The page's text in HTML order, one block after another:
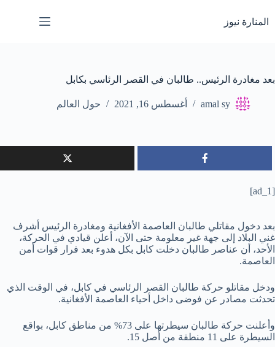
إلى
المحتوى
المنارة نيوز
بعد مغادرة الرئيس.. طالبان في القصر الرئاسي بكابل
amal sy أغسطس 16, 2021 حول العالم
[ad_1]
بعد دخول مقاتلي طالبان العاصمة الأفغانية ومغادرة الرئيس أشرف
غني البلاد إلى جهة غير معلومة حتى الآن، أعلن قيادي في الحركة،
الأحد، أن عناصر طالبان دخلت كابل بكل هدوء بعد فرار قوات أمن
العاصمة.
ودخل مقاتلو حركة طالبان القصر الرئاسي في كابل، في الوقت الذي
تحدثت مصادر عن فوضى داخل أحياء العاصمة الأفغانية.
وأعلنت حركة طالبان سيطرتها على 73% من مناطق كابل، بواقع
السيطرة على 11 منطقة من أصل 15.